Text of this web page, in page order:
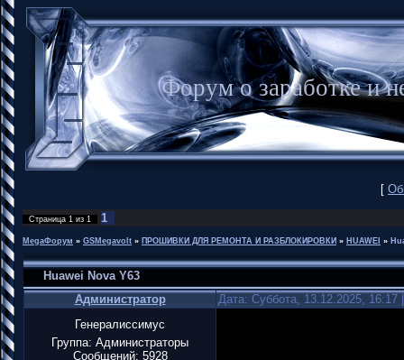
Форум о заработке
[
Страница 1 из 1 1
MegaФорум » GSMegavolt » ПРОШИВКИ ДЛЯ РЕМОНТА И РАЗБЛОКИРОВКИ » HUAWEI »
Huawei Nova Y63
Администратор
Дата: Суббота, 13.12.2025,
Генералиссимус
Группа: Администраторы
Сообщений: 5928